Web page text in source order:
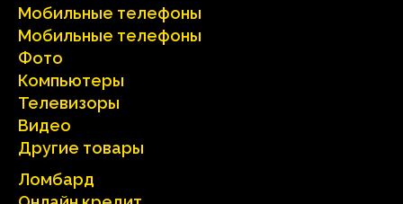
Мобильные телефоны
Мобильные телефоны
Фото
Компьютеры
Телевизоры
Видео
Другие товары
Ломбард